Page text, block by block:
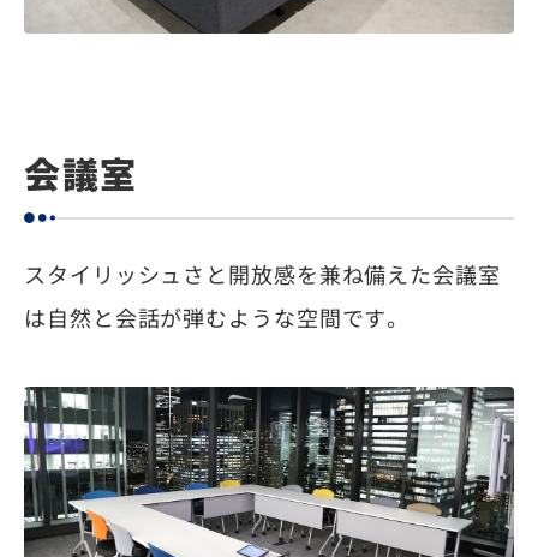
会議室
スタイリッシュさと開放感を兼ね備えた会議室
は自然と会話が弾むような空間です。